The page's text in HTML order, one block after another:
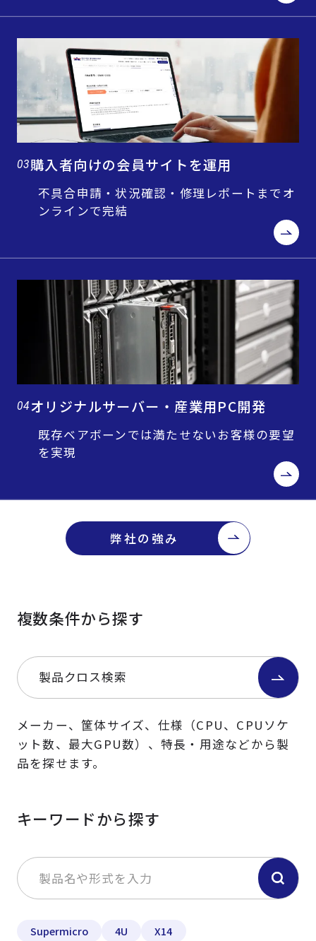
03購入者向けの会員サイトを運用
不具合申請・状況確認・修理レポートまでオ
ンラインで完結
04オリジナルサーバー・産業用PC開発
既存ベアボーンでは満たせないお客様の要望
を実現
弊社の強み
複数条件から探す
製品クロス検索
メーカー、筐体サイズ、仕様（CPU、CPUソケ
ット数、最大GPU数）、特長・用途などから製
品を探せます。
キーワードから探す
Supermicro 4U X14